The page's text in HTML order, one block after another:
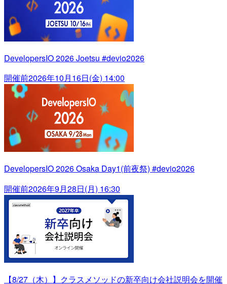
DevelopersIO 2026 Joetsu #devio2026
開催前2026年10月16日(金) 14:00
DevelopersIO 2026 Osaka Day1(前夜祭) #devio2026
開催前2026年9月28日(月) 16:30
【8/27（木）】クラスメソッドの新卒向け会社説明会を開催